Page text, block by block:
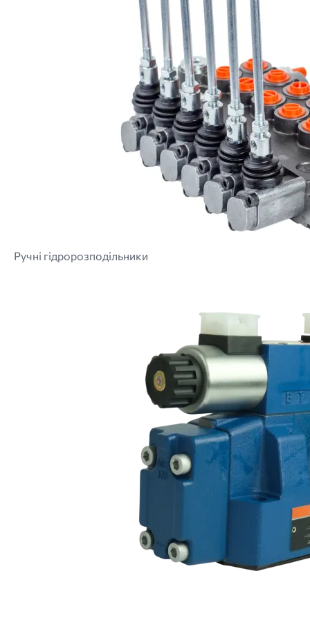
Ручні гідророзподільники